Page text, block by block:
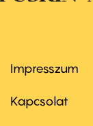
Footer
first
Impresszum
Kapcsolat